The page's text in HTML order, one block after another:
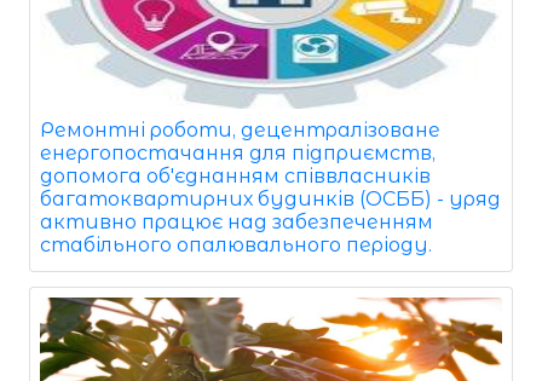
Ремонтні роботи, децентралізоване
енергопостачання для підприємств,
допомога об'єднанням співвласників
багатоквартирних будинків (ОСББ) - уряд
активно працює над забезпеченням
стабільного опалювального періоду.